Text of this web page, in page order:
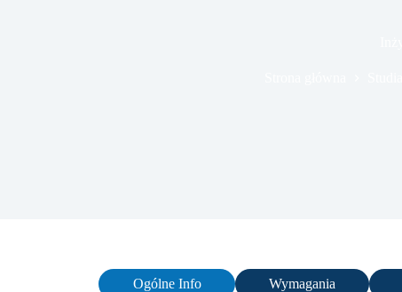
Ogólne Info Wymagania